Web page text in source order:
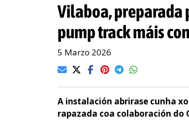
Vilaboa, preparada
pump track máis
5 Marzo 2026
A instalación abrirase cunha
rapazada coa colaboración do